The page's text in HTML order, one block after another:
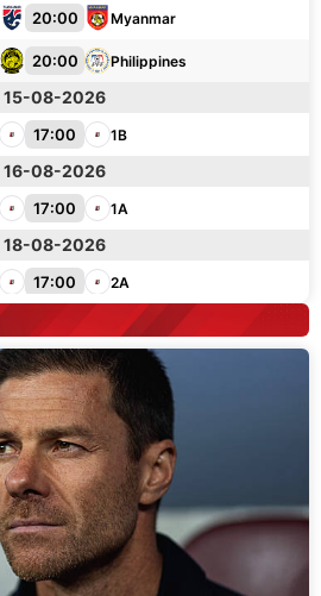
20:00 Myanmar
20:00 Philippines
15-08-2026
17:00 1B
16-08-2026
17:00 1A
18-08-2026
17:00 2A
17:00 2B
04-08-2026
7-2
KT
Laos
0-1
KT
Thailand
03-08-2026
3-0
KT
Timor-Leste